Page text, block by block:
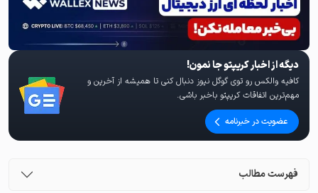
دیگه از اخبار کریپتو جا نمون!
کافیه والکس رو توی گوگل نیوز دنبال کنی تا همیشه از آخرین و
مهم‌ترین اتفاقات کریپتو باخبر باشی.
عضویت در خبرنامه
فهرست مطالب